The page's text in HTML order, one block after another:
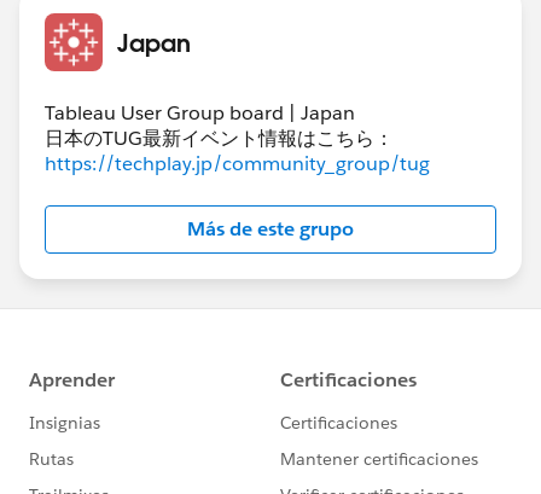
通知機能を有効にすると、Tableau Cloud でインシデン
トが作成、更新、解決されるたびに、メールで最新情報
を受け取ることが可能です。
設定手順は以下の通りです。​
お客様がご利用のインスタンスを選択します(例；
Asia Pacific - Japan - (prod-apnortheast-a)）。
メールアドレスの登録画面が表示されますので、通
知を受けるメールアドレスを入力します。
「3.」にて登録したメールアドレス宛に、メールが
届きますので登録完了のリンクをクリックします。
メールアドレス登録画面​
・PDUEBA：United States - East - (prod-useast-b)
・PDUKAA：Europe - UK - (prod-uk-a)
・UW2BPD：United States - West - (UW2B)
現在ご利用のPODを確認するには、Tableau Cloudにア
Japan - (prod-apnortheast-a)をご利用の場合は添付の
図の赤枠の通りとなります。
Japan
Tableau User Group board | Japan
日本のTUG最新イベント情報はこちら：
https://techplay.jp/community_group/tug
Más de este grupo